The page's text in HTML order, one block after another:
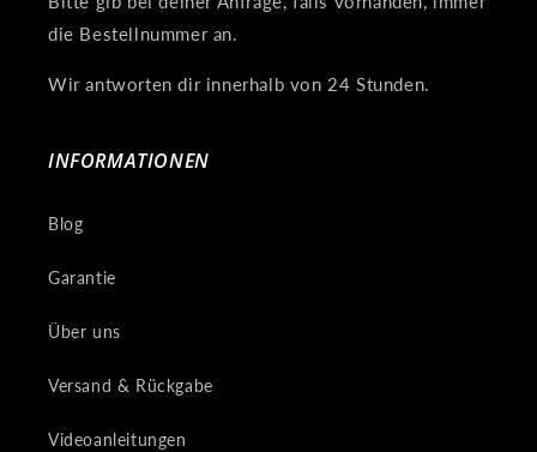
die Bestellnummer an.
Wir antworten dir innerhalb von 24 Stunden.
INFORMATIONEN
Blog
Garantie
Über uns
Versand & Rückgabe
Videoanleitungen